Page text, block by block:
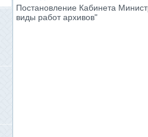
Постановление Кабинета
виды работ архивов"